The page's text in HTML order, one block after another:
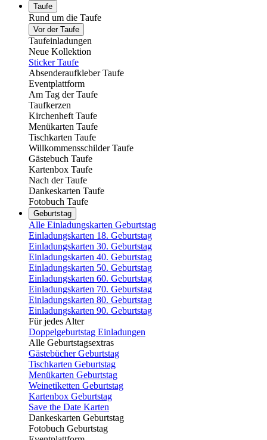
Taufe
Rund um die Taufe
Vor der Taufe
Taufeinladungen
Neue Kollektion
Sticker Taufe
Absenderaufkleber Taufe
Eventplattform
Am Tag der Taufe
Taufkerzen
Kirchenheft Taufe
Menükarten Taufe
Tischkarten Taufe
Willkommensschilder Taufe
Gästebuch Taufe
Kartenbox Taufe
Nach der Taufe
Dankeskarten Taufe
Fotobuch Taufe
Geburtstag
Alle Einladungskarten Geburtstag
Einladungskarten 18. Geburtstag
Einladungskarten 30. Geburtstag
Einladungskarten 40. Geburtstag
Einladungskarten 50. Geburtstag
Einladungskarten 60. Geburtstag
Einladungskarten 70. Geburtstag
Einladungskarten 80. Geburtstag
Einladungskarten 90. Geburtstag
Für jedes Alter
Doppelgeburtstag Einladungen
Alle Geburtstagsextras
Gästebücher Geburtstag
Tischkarten Geburtstag
Menükarten Geburtstag
Weinetiketten Geburtstag
Kartenbox Geburtstag
Save the Date Karten
Dankeskarten Geburtstag
Fotobuch Geburtstag